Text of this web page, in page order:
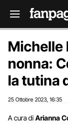
Michelle
nonna:
la tutina
25 Ottobre 2023 16:35
A cura di Arianna